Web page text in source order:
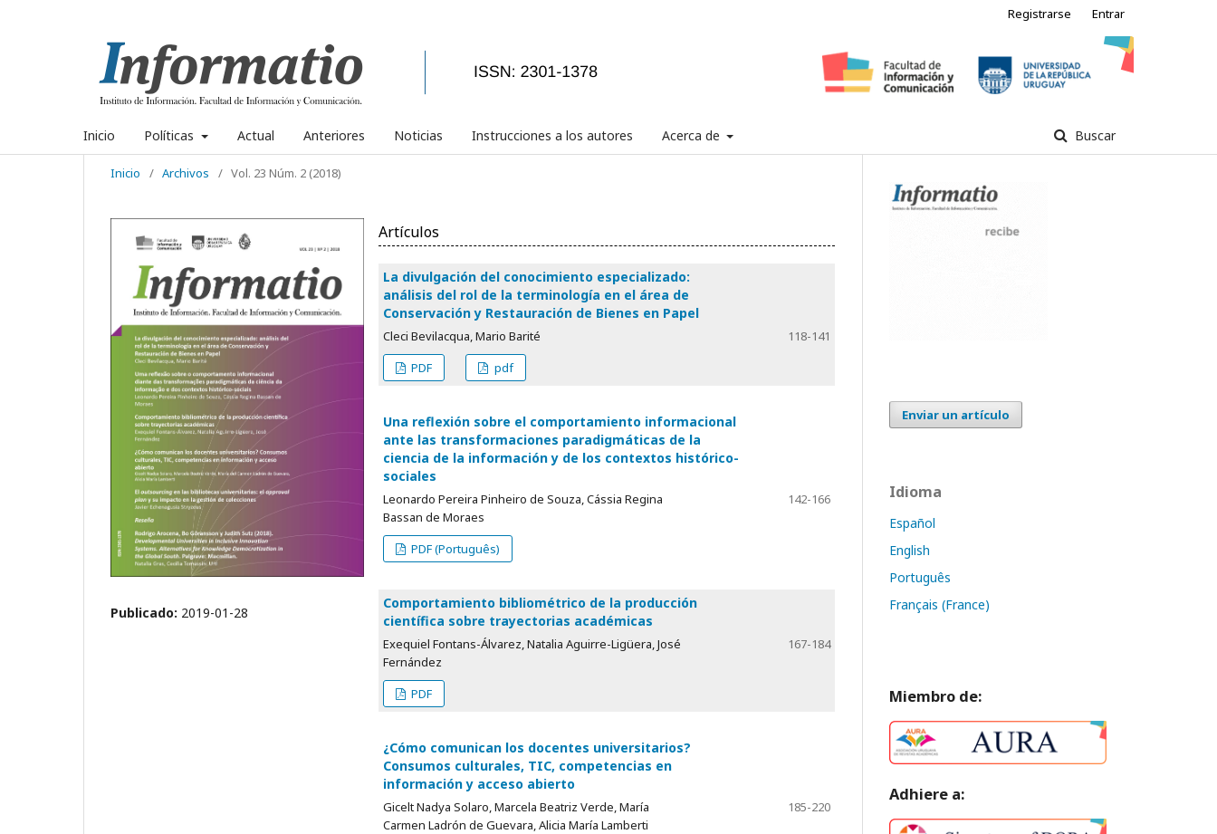
Inicio Políticas Actual Anteriores Noticias Instrucciones a los autores Acerca de Buscar
Registrarse Entrar
Inicio / Archivos / Vol. 23 Núm. 2 (2018)
Publicado: 2019-01-28
Artículos
La divulgación del conocimiento especializado:
análisis del rol de la terminología en el área de
Conservación y Restauración de Bienes en Papel
Cleci Bevilacqua, Mario Barité
118-141
PDF
pdf
Una reflexión sobre el comportamiento informacional
ante las transformaciones paradigmáticas de la
ciencia de la información y de los contextos histórico-
sociales
Leonardo Pereira Pinheiro de Souza, Cássia Regina
Bassan de Moraes
142-166
PDF (Português)
Comportamiento bibliométrico de la producción
científica sobre trayectorias académicas
Exequiel Fontans-Álvarez, Natalia Aguirre-Ligüera, José
Fernández
167-184
PDF
¿Cómo comunican los docentes universitarios?
Consumos culturales, TIC, competencias en
información y acceso abierto
Gicelt Nadya Solaro, Marcela Beatriz Verde, María
Carmen Ladrón de Guevara, Alicia María Lamberti
185-220
Enviar un artículo
Idioma
Español
English
Português
Français (France)
Miembro de:
Adhiere a: